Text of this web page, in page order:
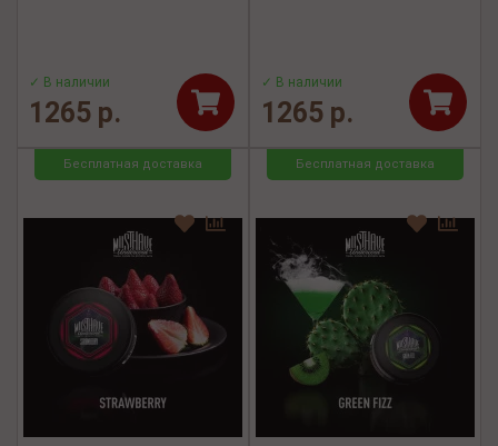
✓ В наличии
1265 р.
✓ В наличии
1265 р.
Бесплатная доставка Бесплатная доставка